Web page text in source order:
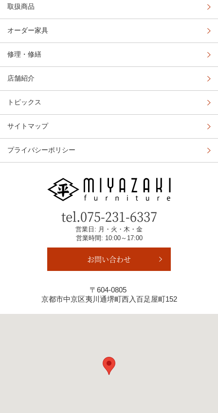
取扱商品
オーダー家具
修理・修繕
店舗紹介
トピックス
サイトマップ
プライバシーポリシー
tel.075-231-6337
営業日: 月・火・木・金
営業時間: 10:00～17:00
お問い合わせ
〒604-0805
京都市中京区夷川通堺町西入百足屋町152